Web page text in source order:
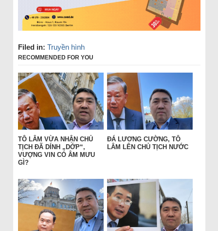
Filed in: Truyền hình
RECOMMENDED FOR YOU
TÔ LÂM VỪA NHẬN CHỦ
TỊCH ĐÃ DÍNH „DỚP“,
VƯỢNG VIN CÓ ÂM MƯU
GÌ?
ĐÁ LƯƠNG CƯỜNG, TÔ
LÂM LÊN CHỦ TỊCH NƯỚC